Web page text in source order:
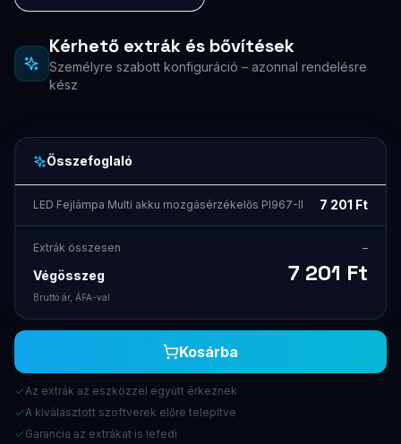
Kérhető extrák és bővítések
Személyre szabott konfiguráció – azonnal rendelésre
kész
Összefoglaló
LED Fejlámpa Multi akku mozgásérzékelős PI967-II 7 201 Ft
Extrák összesen –
Végösszeg 7 201 Ft
Bruttó ár, ÁFA-val
Kosárba
Az extrák az eszközzel együtt érkeznek
A kiválasztott szoftverek előre telepítve
Garancia az extrákat is lefedi